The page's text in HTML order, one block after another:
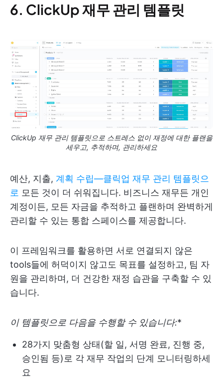
6. ClickUp 재무 관리 템플릿
ClickUp 재무 관리 템플릿으로 스트레스 없이 재정에 대한 플랜을
세우고, 추적하며, 관리하세요
예산, 지출, 계획 수립—클릭업 재무 관리 템플릿으
로 모든 것이 더 쉬워집니다. 비즈니스 재무든 개인
계정이든, 모든 자금을 추적하고 플랜하며 완벽하게
관리할 수 있는 통합 스페이스를 제공합니다.
이 프레임워크를 활용하면 서로 연결되지 않은
tools들에 허덕이지 않고도 목표를 설정하고, 팀 자
원을 관리하며, 더 건강한 재정 습관을 구축할 수 있
습니다.
이 템플릿으로 다음을 수행할 수 있습니다:*
28가지 맞춤형 상태(할 일, 서명 완료, 진행 중,
승인됨 등)로 각 재무 작업의 단계 모니터링하세
요